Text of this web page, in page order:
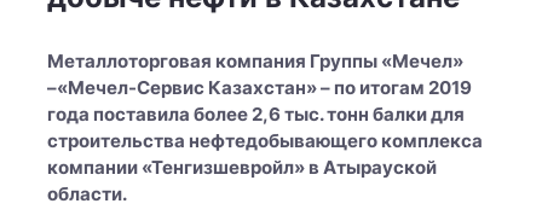
Металлоторговая компания Группы «Мечел»
–«Мечел-Сервис Казахстан» – по итогам 2019
года поставила более 2,6 тыс. тонн балки для
строительства нефтедобывающего комплекса
компании «Тенгизшевройл» в Атырауской
области.